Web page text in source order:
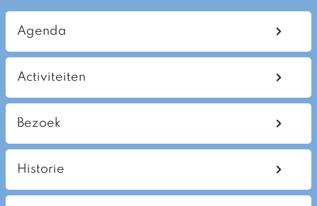
Agenda
Activiteiten
Bezoek
Historie